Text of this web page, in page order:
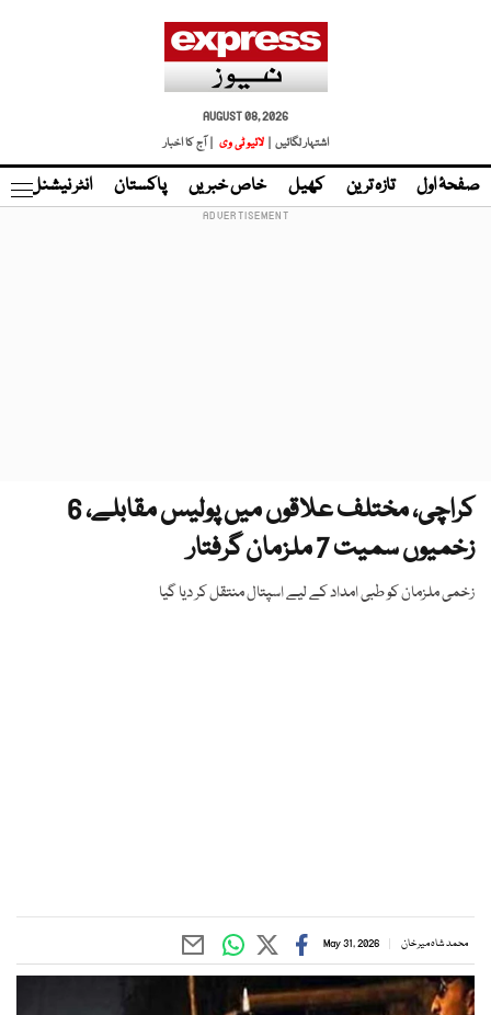
AUGUST 08, 2026
اشتہار لگائیں |
لائیو ٹی وی | آج کا اخبار
صفحۂ اول تازہ ترین کھیل خاص خبریں پاکستان انٹر نیشنل
کراچی، مختلف علاقوں میں پولیس مقابلے، 6
زخمیوں سمیت 7 ملزمان گرفتار
زخمی ملزمان کو طبی امداد کے لیے اسپتال منتقل کر دیا گیا
محمد شاہ میر خان May 31, 2026